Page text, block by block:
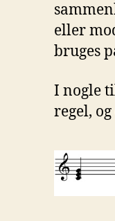
eller
bruges
I nogle
regel,